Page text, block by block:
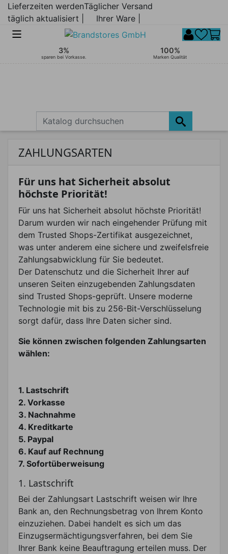
Lieferzeiten werden
täglich aktualisiert |
Täglicher Versand
Ihrer Ware |
3%
sparen bei Vorkasse.
100%
Marken Qualität
ZAHLUNGSARTEN
Für uns hat Sicherheit absolut
höchste Priorität!
Für uns hat Sicherheit absolut höchste Priorität!
Darum wurden wir nach eingehender Prüfung mit
dem Trusted Shops-Zertifikat ausgezeichnet,
was unter anderem eine sichere und zweifelsfreie
Zahlungsabwicklung für Sie bedeutet.
Der Datenschutz und die Sicherheit Ihrer auf
unseren Seiten einzugebenden Zahlungsdaten
sind Trusted Shops-geprüft. Unsere moderne
Technologie mit bis zu 256-Bit-Verschlüsselung
sorgt dafür, dass Ihre Daten sicher sind.
Sie können zwischen folgenden Zahlungsarten
wählen:
1. Lastschrift
2. Vorkasse
3. Nachnahme
4. Kreditkarte
5. Paypal
6. Kauf auf Rechnung
7. Sofortüberweisung
1. Lastschrift
Bei der Zahlungsart Lastschrift weisen wir Ihre
Bank an, den Rechnungsbetrag von Ihrem Konto
einzuziehen. Dabei handelt es sich um das
Einzugsermächtigungsverfahren, bei dem Sie
Ihrer Bank keine Beauftragung erteilen muss. Der